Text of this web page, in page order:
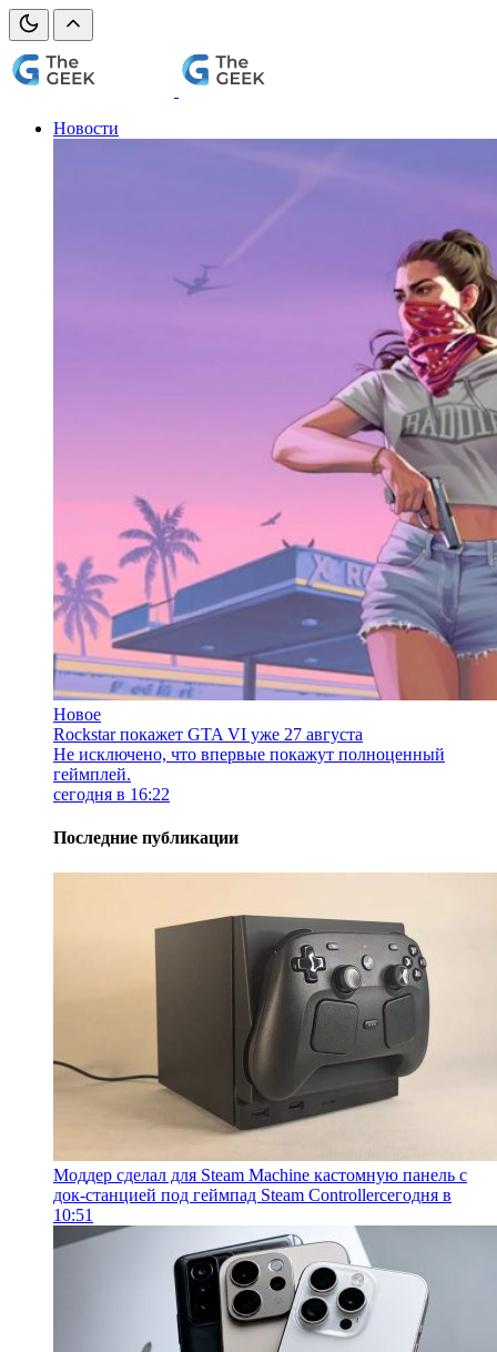
Новости
Новое
Rockstar покажет GTA VI уже 27 августа
Не исключено, что впервые покажут полноценный
геймплей.
сегодня в 16:22
Последние публикации
Моддер сделал для Steam Machine кастомную панель с
док-станцией под геймпад Steam Controllerсегодня в
10:51